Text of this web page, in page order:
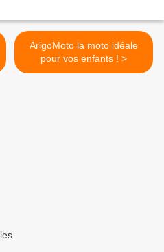
ArigoMoto la moto idéale
pour vos enfants ! >